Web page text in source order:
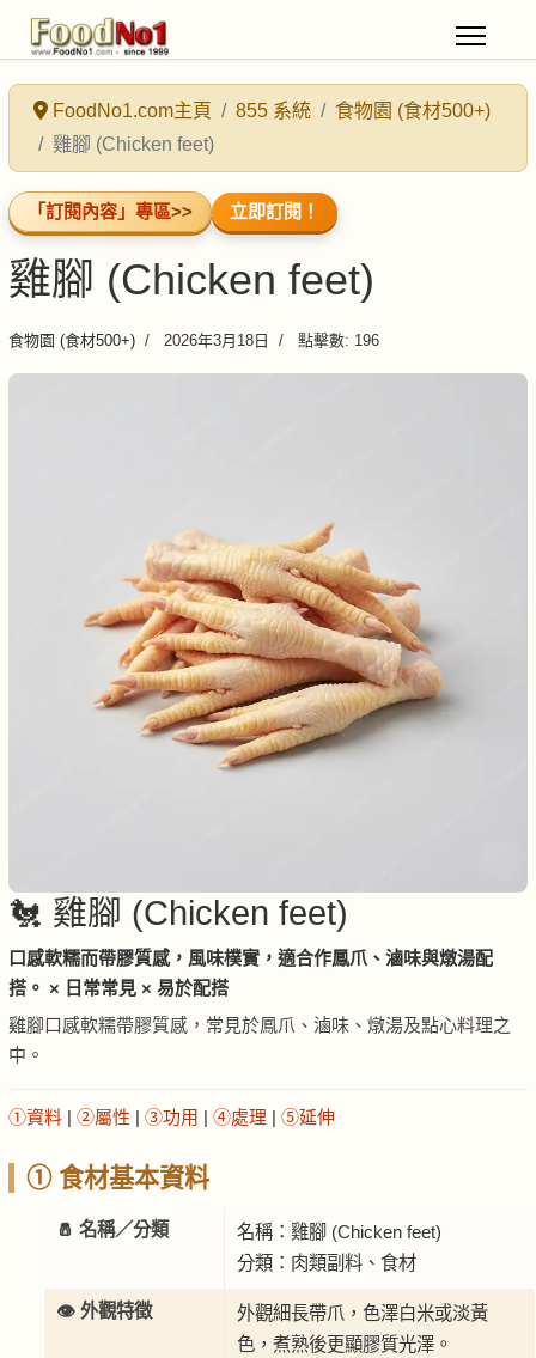
FoodNo1.com主頁 855 系統
食物園 (食材500+)
雞腳 (Chicken feet)
「訂閱內容」專區>> 立即訂閱！
雞腳 (Chicken feet)
食物園 (食材500+) 2026年3月18日 點擊數: 196
🐔 雞腳 (Chicken feet)
口感軟糯而帶膠質感，風味樸實，適合作鳳爪、滷味與燉湯配
搭。 × 日常常見 × 易於配搭
雞腳口感軟糯帶膠質感，常見於鳳爪、滷味、燉湯及點心料理之
中。
①資料 | ②屬性 | ③功用 | ④處理 | ⑤延伸
① 食材基本資料
🧂 名稱／分類
名稱：雞腳 (Chicken feet)
分類：肉類副料、食材
👁️ 外觀特徵
外觀細長帶爪，色澤白米或淡黃
色，煮熟後更顯膠質光澤。